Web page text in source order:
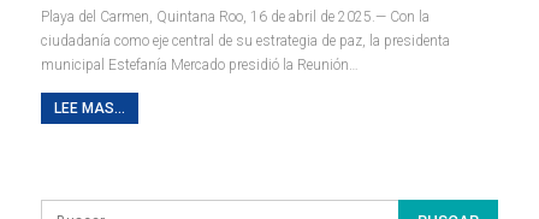
Playa del Carmen, Quintana Roo, 16 de abril de 2025.— Con la
ciudadanía como eje central de su estrategia de paz, la presidenta
municipal Estefanía Mercado presidió la Reunión…
LEE MAS...